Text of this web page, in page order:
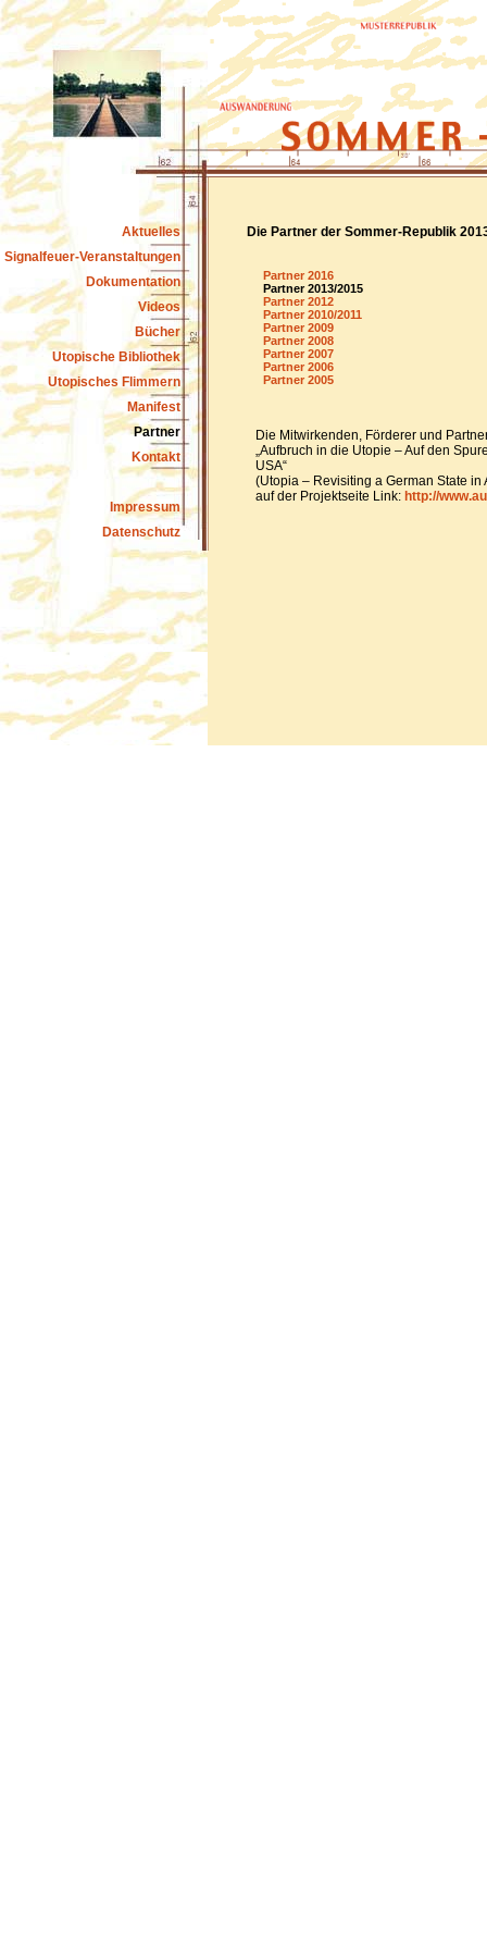
Aktuelles
Signalfeuer-Veranstaltungen
Dokumentation
Videos
Bücher
Utopische Bibliothek
Utopisches Flimmern
Manifest
Partner
Kontakt
Impressum
Datenschutz
Die Partner der Sommer-Republik
Partner 2016
Partner 2013/2015
Partner 2012
Partner 2010/2011
Partner 2009
Partner 2008
Partner 2007
Partner 2006
Partner 2005
Die Mitwirkenden, Förderer und
„Aufbruch in die Utopie – Auf den
USA“
(Utopia – Revisiting a German State in
auf der Projektseite Link: http://